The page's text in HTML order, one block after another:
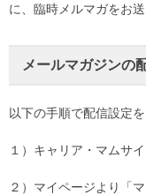
に、臨時メルマガをお
メールマガジンの
以下の手順で配信設定
１）キャリア・マムサ
２）マイページより「